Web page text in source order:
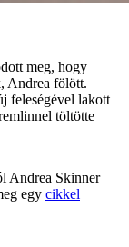
meg, hogy
Andrea fölött.
feleségével lakott
töltötte
Andrea Skinner
egy cikkel